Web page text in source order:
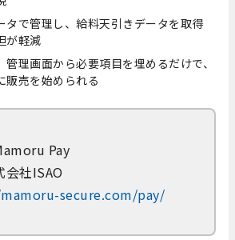
タで管理し、給料天引きデータを取得
が軽減
管理画面から必要項目を埋めるだけで、
販売を始められる
Pay
会社ISAO
secure.com/pay/